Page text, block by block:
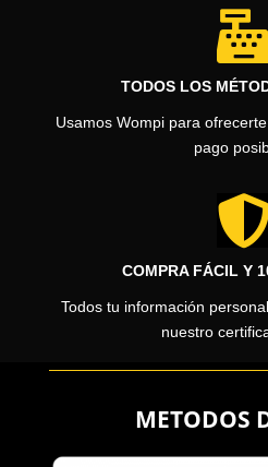
TODOS LOS
Usamos Wompi para
pago
COMPRA FÁCIL Y
Todos tu información
nuestro
METODOS